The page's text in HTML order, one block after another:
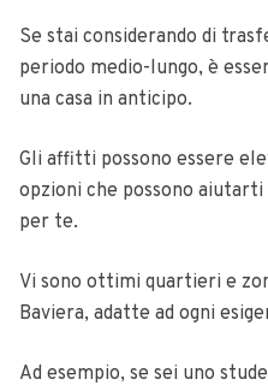
Se stai considerando di
periodo medio-lungo, è
una casa in anticipo.
Gli affitti possono essere
opzioni che possono
per te.
Vi sono ottimi quartieri e
Baviera, adatte ad ogni
Ad esempio, se sei uno